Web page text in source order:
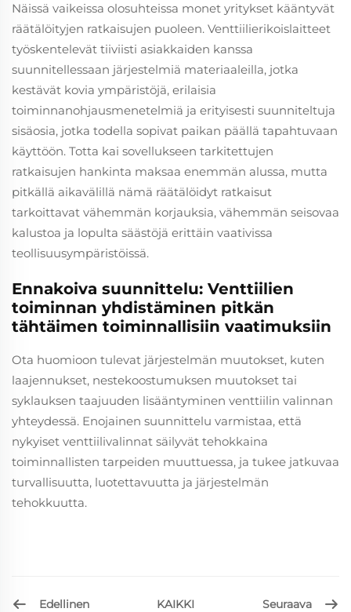
Näissä vaikeissa olosuhteissa monet yritykset kääntyvät
räätälöityjen ratkaisujen puoleen. Venttiilierikoislaitteet
työskentelevät tiiviisti asiakkaiden kanssa
suunnitellessaan järjestelmiä materiaaleilla, jotka
kestävät kovia ympäristöjä, erilaisia
toiminnanohjausmenetelmiä ja erityisesti suunniteltuja
sisäosia, jotka todella sopivat paikan päällä tapahtuvaan
käyttöön. Totta kai sovellukseen tarkitettujen
ratkaisujen hankinta maksaa enemmän alussa, mutta
pitkällä aikavälillä nämä räätälöidyt ratkaisut
tarkoittavat vähemmän korjauksia, vähemmän seisovaa
kalustoa ja lopulta säästöjä erittäin vaativissa
teollisuusympäristöissä.
Ennakoiva suunnittelu: Venttiilien
toiminnan yhdistäminen pitkän
tähtäimen toiminnallisiin vaatimuksiin
Ota huomioon tulevat järjestelmän muutokset, kuten
laajennukset, nestekoostumuksen muutokset tai
syklauksen taajuuden lisääntyminen venttiilin valinnan
yhteydessä. Enojainen suunnittelu varmistaa, että
nykyiset venttiilivalinnat säilyvät tehokkaina
toiminnallisten tarpeiden muuttuessa, ja tukee jatkuvaa
turvallisuutta, luotettavuutta ja järjestelmän
tehokkuutta.
Edellinen KAIKKI Seuraava